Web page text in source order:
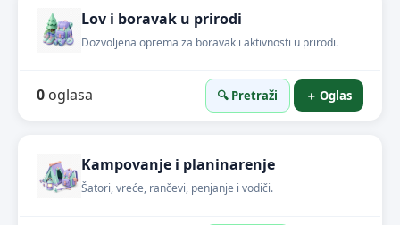
Lov i boravak u prirodi
Dozvoljena oprema za boravak i aktivnosti u prirodi.
0 oglasa 🔍 Pretraži ＋ Oglas
Kampovanje i planinarenje
Šatori, vreće, rančevi, penjanje i vodiči.